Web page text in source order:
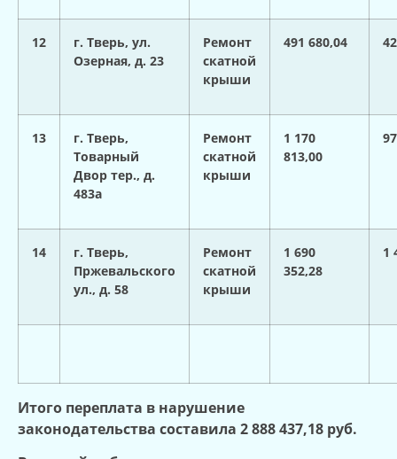
12
г. Тверь, ул.
Озерная, д. 23
Ремонт
скатной
крыши
491 680,04
13
г. Тверь,
Товарный
Двор тер., д.
483а
Ремонт
скатной
крыши
1 170
813,00
14
г. Тверь,
Пржевальского
ул., д. 58
Ремонт
скатной
крыши
1 690
352,28
1
Итого переплата в нарушение
законодательства составила 2 888 437,18 руб.